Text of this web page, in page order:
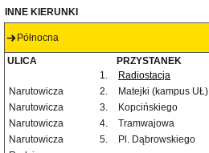
INNE KIERUNKI
Północna
ULICA PRZYSTANEK
1.
Radiostacja
Narutowicza
2.
Matejki (kampus UŁ)
Narutowicza
3.
Kopcińskiego
Narutowicza
4.
Tramwajowa
Narutowicza
5.
Pl. Dąbrowskiego